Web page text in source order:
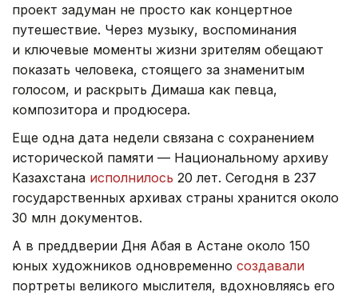
проект задуман не просто как концертное
путешествие. Через музыку, воспоминания
и ключевые моменты жизни зрителям обещают
показать человека, стоящего за знаменитым
голосом, и раскрыть Димаша как певца,
композитора и продюсера.
Еще одна дата недели связана с сохранением
исторической памяти — Национальному архиву
Казахстана исполнилось 20 лет. Сегодня в 237
государственных архивах страны хранится около
30 млн документов.
А в преддверии Дня Абая в Астане около 150
юных художников одновременно создавали
портреты великого мыслителя, вдохновляясь его